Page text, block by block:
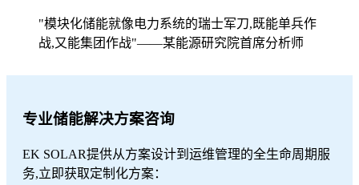
"模块化储能就像电力系统的瑞士军刀,既能单兵作
战,又能集团作战"——某能源研究院首席分析师
专业储能解决方案咨询
EK SOLAR提供从方案设计到运维管理的全生命周期服
务,立即获取定制化方案：